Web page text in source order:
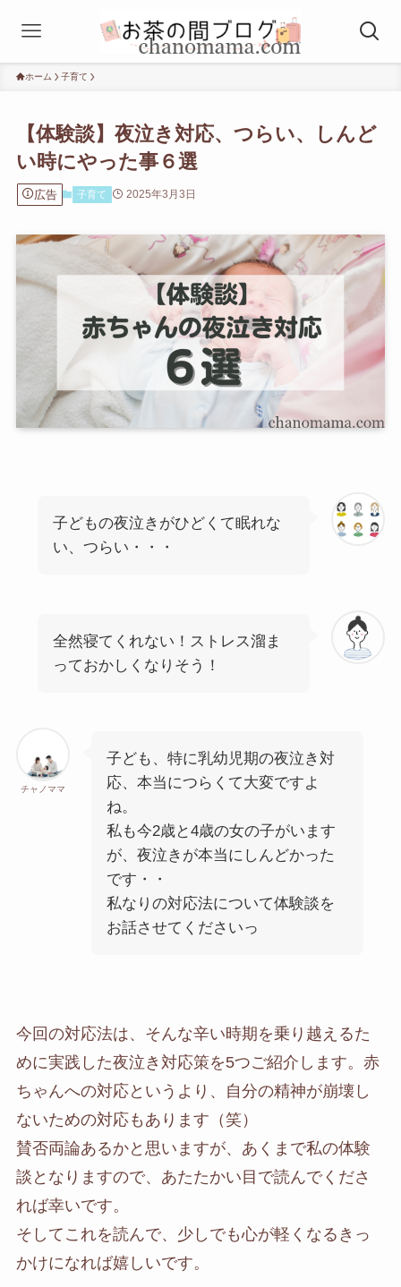
ホーム 子育て
【体験談】夜泣き対応、つらい、しんど
い時にやった事６選
広告 子育て 2025年3月3日
子どもの夜泣きがひどくて眠れな
い、つらい・・・
全然寝てくれない！ストレス溜ま
っておかしくなりそう！
チャノママ
子ども、特に乳幼児期の夜泣き対
応、本当につらくて大変ですよ
ね。
私も今2歳と4歳の女の子がいます
が、夜泣きが本当にしんどかった
です・・
私なりの対応法について体験談を
お話させてくださいっ
今回の対応法は、そんな辛い時期を乗り越えるた
めに実践した夜泣き対応策を5つご紹介します。赤
ちゃんへの対応というより、自分の精神が崩壊し
ないための対応もあります（笑）
賛否両論あるかと思いますが、あくまで私の体験
談となりますので、あたたかい目で読んでくださ
れば幸いです。
そしてこれを読んで、少しでも心が軽くなるきっ
かけになれば嬉しいです。